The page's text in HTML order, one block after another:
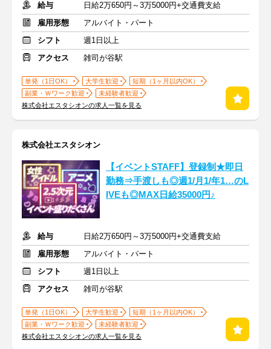
給与
日給2万650円～3万5000円+交通費支給
雇用形態
アルバイト・パート
シフト
週1日以上
アクセス
雑司が谷駅
単発（1日OK） 大学生歓迎
短期（1ヶ月以内OK）
副業・Ｗワーク歓迎
未経験者歓迎
株式会社エスタシオンの求人一覧を見る
株式会社エスタシオン
【イベントSTAFF】登録制★即日
勤務⇒手渡しも◎週1/月1/年1…のL
IVEも◎MAX日給35000円♪
給与
日給2万650円～3万5000円+交通費支給
雇用形態
アルバイト・パート
シフト
週1日以上
アクセス
雑司が谷駅
単発（1日OK） 大学生歓迎
短期（1ヶ月以内OK）
副業・Ｗワーク歓迎
未経験者歓迎
株式会社エスタシオンの求人一覧を見る